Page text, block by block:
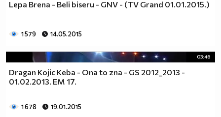
Lepa Brena - Beli biseru - GNV - (TV Grand 01.01.2015.)
1 579 14.05.2015
03:46
Dragan Kojic Keba - Ona to zna - GS 2012_2013 -
01.02.2013. EM 17.
1 678 19.01.2015